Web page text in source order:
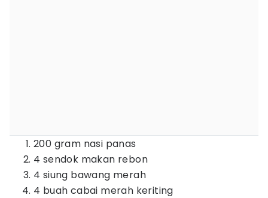
200 gram nasi panas
4 sendok makan rebon
4 siung bawang merah
4 buah cabai merah keriting